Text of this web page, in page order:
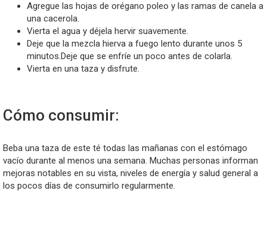
Agregue las hojas de orégano poleo y las ramas de canela a
una cacerola.
Vierta el agua y déjela hervir suavemente.
Deje que la mezcla hierva a fuego lento durante unos 5
minutos.Deje que se enfríe un poco antes de colarla.
Vierta en una taza y disfrute.
Cómo consumir:
Beba una taza de este té todas las mañanas con el estómago
vacío durante al menos una semana. Muchas personas informan
mejoras notables en su vista, niveles de energía y salud general a
los pocos días de consumirlo regularmente.